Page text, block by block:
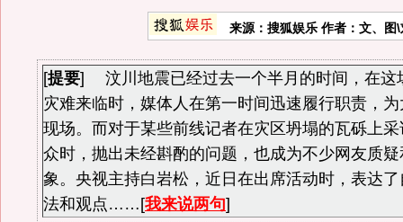
来源：搜狐娱乐 作者：文、图
[提要] 汶川地震已经过去一个半月的时间，在这
灾难来临时，媒体人在第一时间迅速履行职责，
现场。而对于某些前线记者在灾区坍塌的瓦砾上
众时，抛出未经斟酌的问题，也成为不少网友质
象。央视主持白岩松，近日在出席活动时，表达
法和观点……[我来说两句]